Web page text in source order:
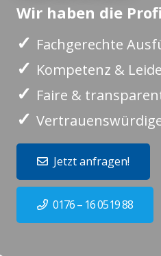
Wir haben die
✓ Fachgerechte
✓ Kompetenz &
✓ Faire &
✓
Jetzt anfragen!
0176 – 16 0519 88